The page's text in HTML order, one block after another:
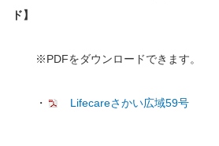
ド】
※PDFをダウンロードできます。
・ Lifecareさかい広域59号